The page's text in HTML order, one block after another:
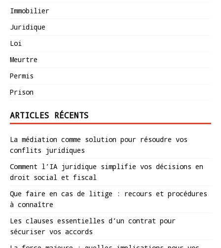
Immobilier
Juridique
Loi
Meurtre
Permis
Prison
ARTICLES RÉCENTS
La médiation comme solution pour résoudre vos
conflits juridiques
Comment l’IA juridique simplifie vos décisions en
droit social et fiscal
Que faire en cas de litige : recours et procédures
à connaître
Les clauses essentielles d’un contrat pour
sécuriser vos accords